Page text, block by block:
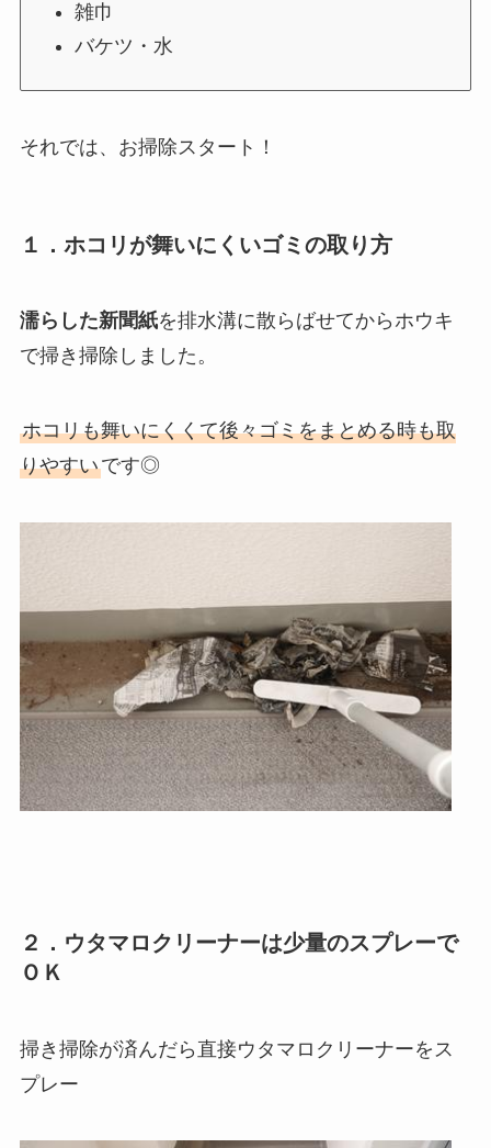
雑巾
バケツ・水
それでは、お掃除スタート！
１．ホコリが舞いにくいゴミの取り方
濡らした新聞紙を排水溝に散らばせてからホウキ
で掃き掃除しました。
ホコリも舞いにくくて後々ゴミをまとめる時も取
りやすいです◎
２．ウタマロクリーナーは少量のスプレーで
ＯＫ
掃き掃除が済んだら直接ウタマロクリーナーをス
プレー